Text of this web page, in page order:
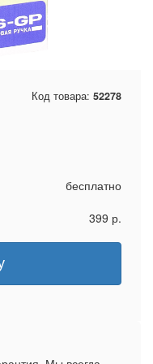
Код товара: 52278
бесплатно
399 р.